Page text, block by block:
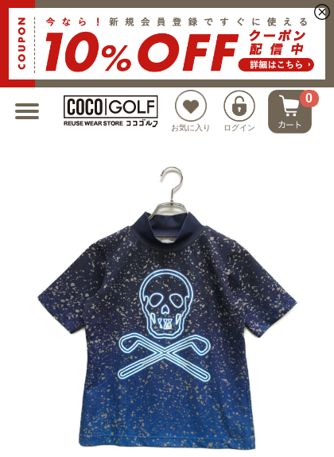
お気に入り ログイン
0
新規会員登録でクーポンプレゼント